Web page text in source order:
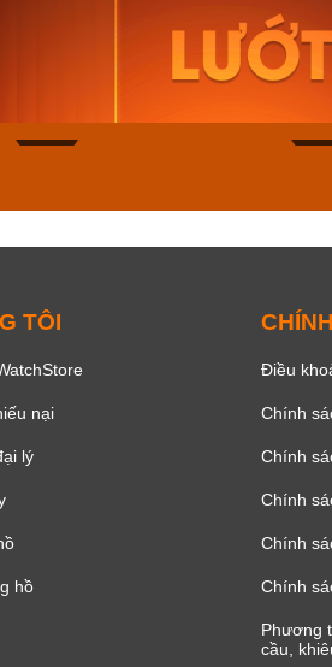
Casio
115D-
TÔI
nại
lý
hồ
Điều
Chính
Chính
Chính
Chính
Chính
Phương
cầu,